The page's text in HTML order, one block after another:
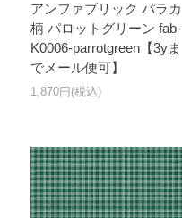
アンファブリック パラカ
柄 パロットグリーン fab-
K0006-parrotgreen【3yま
でメール便可】
1,870円(税込)